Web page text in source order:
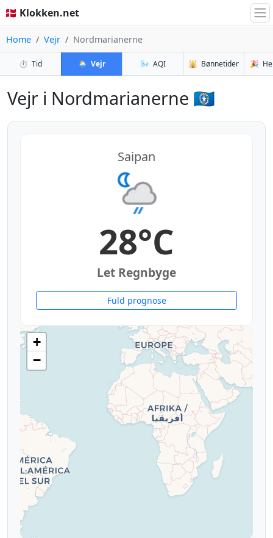
🇩🇰 Klokken.net
Home Vejr Nordmarianerne
⏱️ Tid 🌦️ Vejr 🌬️ AQI 🕌 Bønnetider 🎉
Vejr i Nordmarianerne 🇲🇵
Saipan
28°C
Let Regnbyge
Fuld prognose
+
−